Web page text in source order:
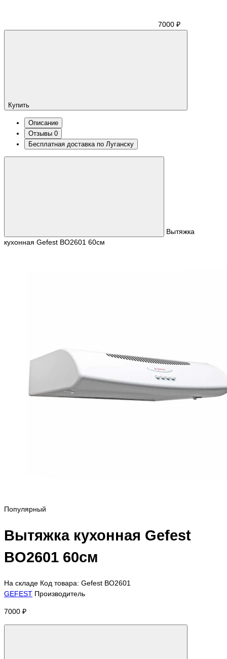
7000 ₽
Купить
Описание
Отзывы 0
Бесплатная доставка по Луганску
Вытяжка
кухонная Gefest BO2601 60см
Популярный
Вытяжка кухонная Gefest
BO2601 60см
На складе Код товара: Gefest BO2601
GEFEST Производитель
7000 ₽